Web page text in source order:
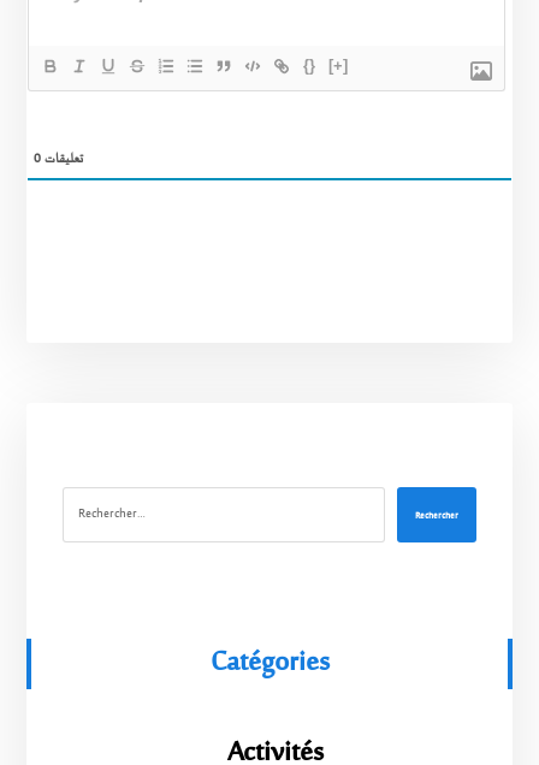
{} [+]
0تعليقات
Rechercher
Catégories
Activités